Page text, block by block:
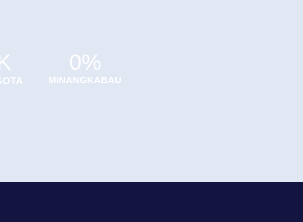
MINANGKABAU
0%